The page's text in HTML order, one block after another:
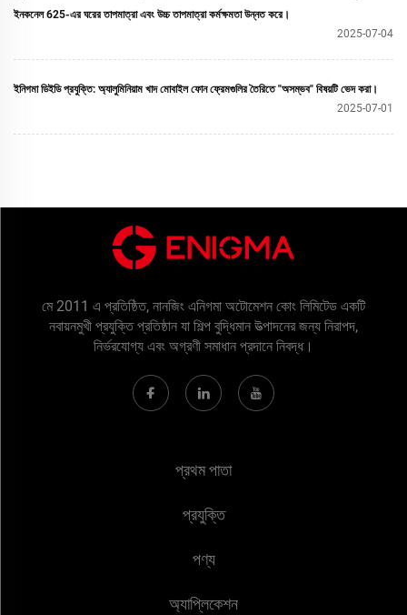
ইনকনেল 625-এর ঘরের তাপমাত্রা এবং উচ্চ তাপমাত্রা কর্মক্ষমতা উন্নত করে।
2025-07-04
ইনিগমা ডিইডি প্রযুক্তি: অ্যালুমিনিয়াম খাদ মোবাইল ফোন ফ্রেমগুলির তৈরিতে "অসম্ভব" বিষয়টি ভেদ করা।
2025-07-01
মে 2011 এ প্রতিষ্ঠিত, নানজিং এনিগমা অটোমেশন কোং লিমিটেড একটি
নবায়নমুখী প্রযুক্তি প্রতিষ্ঠান যা শিল্প বুদ্ধিমান উত্পাদনের জন্য নিরাপদ,
নির্ভরযোগ্য এবং অগ্রণী সমাধান প্রদানে নিবদ্ধ।
প্রথম পাতা
প্রযুক্তি
পণ্য
অ্যাপ্লিকেশন